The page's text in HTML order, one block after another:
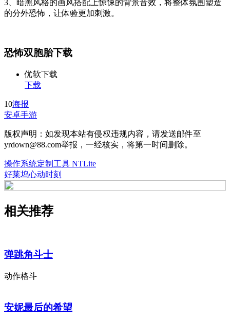
3、暗黑风格的画风搭配上惊悚的背景音效，将整体氛围塑造
的分外恐怖，让体验更加刺激。
恐怖双胞胎下载
优软下载
下载
10海报
安卓手游
版权声明：如发现本站有侵权违规内容，请发送邮件至
yrdown@88.com举报，一经核实，将第一时间删除。
操作系统定制工具 NTLite
好莱坞心动时刻
相关推荐
弹跳角斗士
动作格斗
安妮最后的希望